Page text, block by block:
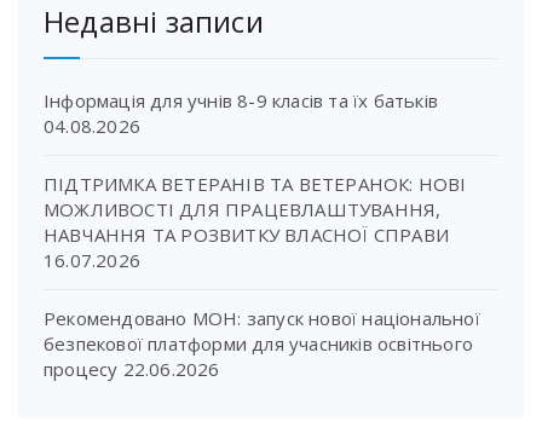
Недавні записи
Інформація для учнів 8-9 класів та їх батьків
04.08.2026
ПІДТРИМКА ВЕТЕРАНІВ ТА ВЕТЕРАНОК: НОВІ
МОЖЛИВОСТІ ДЛЯ ПРАЦЕВЛАШТУВАННЯ,
НАВЧАННЯ ТА РОЗВИТКУ ВЛАСНОЇ СПРАВИ
16.07.2026
Рекомендовано МОН: запуск нової національної
безпекової платформи для учасників освітнього
процесу 22.06.2026